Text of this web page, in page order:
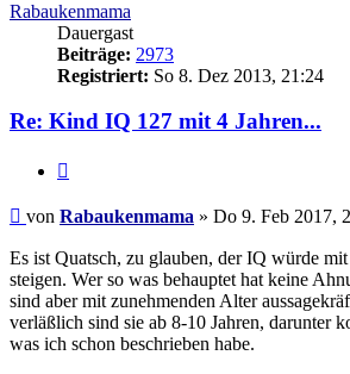
Rabaukenmama
Dauergast
Beiträge: 2973
Registriert: So 8. Dez 2013, 21:24
Re: Kind IQ 127 mit 4 Jahren...
Beitrag
von Rabaukenmama » Do 9. Feb 2017,
Es ist Quatsch, zu glauben, der IQ würde
steigen. Wer so was behauptet hat keine
sind aber mit zunehmenden Alter
verläßlich sind sie ab 8-10 Jahren, darunter
was ich schon beschrieben habe.